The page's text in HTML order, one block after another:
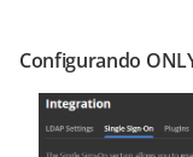
Configurando